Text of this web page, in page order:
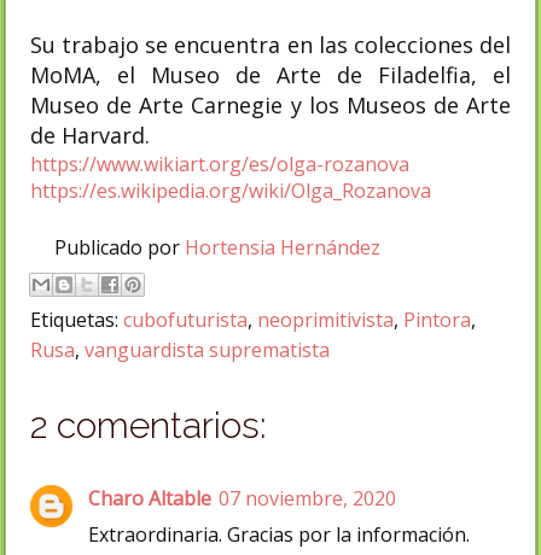
Su trabajo se encuentra en las colecciones del
MoMA, el Museo de Arte de Filadelfia, el
Museo de Arte Carnegie y los Museos de Arte
de Harvard.
https://www.wikiart.org/es/olga-rozanova
https://es.wikipedia.org/wiki/Olga_Rozanova
Publicado por Hortensia Hernández
Etiquetas: cubofuturista, neoprimitivista, Pintora,
Rusa, vanguardista suprematista
2 comentarios:
Charo Altable 07 noviembre, 2020
Extraordinaria. Gracias por la información.